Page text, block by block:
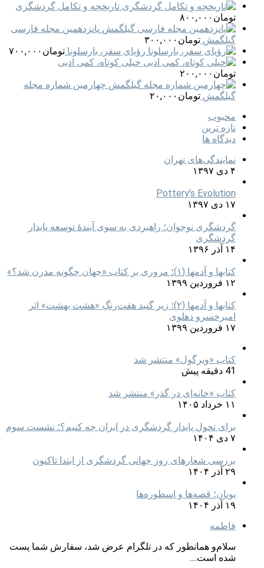
تاریخچه و تکامل گردشگری
تومان ۸۰۰,۰۰۰
پانزدهمین مجله فارسی
گیلگمش تومان ۳۰۰,۰۰۰
رؤیای سفر، بارسلونا تومان ۷۰۰,۰۰۰
خیلی کوتاه، کمی ادبی
تومان ۲۰۰,۰۰۰
چهارمین شماره مجله
گیلگمش تومان ۲۰,۰۰۰
محبوب
تازه ترین
دیدگاه ها
نمایندگی‌های تهران
۴ دی ۱۳۹۷
Pottery’s Evolution
۱۷ دی ۱۳۹۷
گردشگری نوجوان؛ راهبردی به سوی آیندۀ توسعه پایدار
گردشگری
۱۴ آذر ۱۳۹۶
کتابها و آدمها (۱)؛ مروری بر کتاب «جهان چگونه مدرن شد؟»
۱۲ فروردین ۱۳۹۹
کتابها و آدمها (۲)؛ زیر گنبد هفت‌رنگِ «هشت بهشت» اثر
امیرخسرو دهلوی
۱۷ فروردین ۱۳۹۹
کتاب «ویرگول» منتشر شد
41 دقیقه پیش
کتاب «خانه‌ای در گذر» منتشر شد
۱۱ خرداد ۱۴۰۵
برای تحول پایدار گردشگری در ایران چه کنیم؟؛ نشست سوم
۷ دی ۱۴۰۴
بررسی شعارهای روز جهانی گردشگری از ابتدا تاکنون
۲۹ آذر ۱۴۰۴
یونان؛ قصه‌ها و اسطوره‌ها
۱۹ آذر ۱۴۰۴
فاطمه
سلام‌و همانطور که در تلگرام عرض شد، سفارش شما پست
شده است....